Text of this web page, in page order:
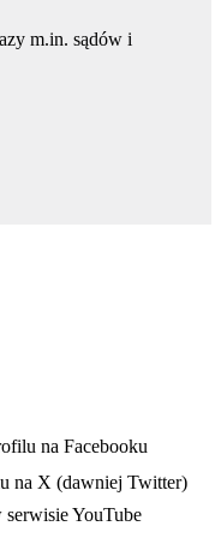
m.in. sądów i
na Facebooku
na X (dawniej Twitter)
serwisie YouTube